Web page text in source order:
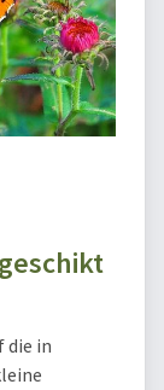
die in